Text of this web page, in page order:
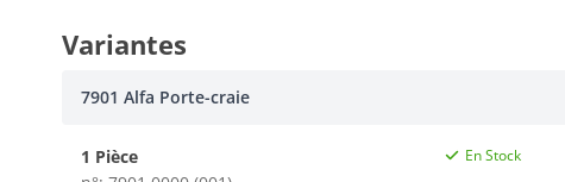
Variantes
7901 Alfa Porte-craie
1 Pièce
En Stock